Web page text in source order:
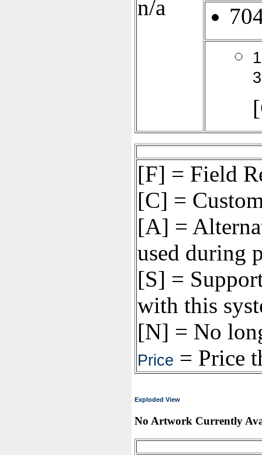
n/a
[F] = Field
[C] =
[A] =
used during
[S] =
with this
[N] = No
Price = Price
Exploded View
No Artwork Currently